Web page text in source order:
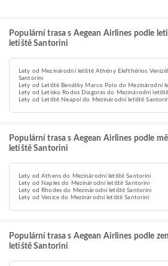
Populární trasa s Aegean Airlines podle
letiště Santorini
Lety od Mezinárodní letiště Athény Elefthérios
Santorini
Lety od Letiště Benátky Marco Polo do Mezinárodní
Lety od Letisko Rodos Diagoras do Mezinárodní
Lety od Letiště Neapol do Mezinárodní letiště
Populární trasa s Aegean Airlines podle
letiště Santorini
Lety od Athens do Mezinárodní letiště Santorini
Lety od Naples do Mezinárodní letiště Santorini
Lety od Rhodes do Mezinárodní letiště Santorini
Lety od Venice do Mezinárodní letiště Santorini
Populární trasa s Aegean Airlines podle
letiště Santorini